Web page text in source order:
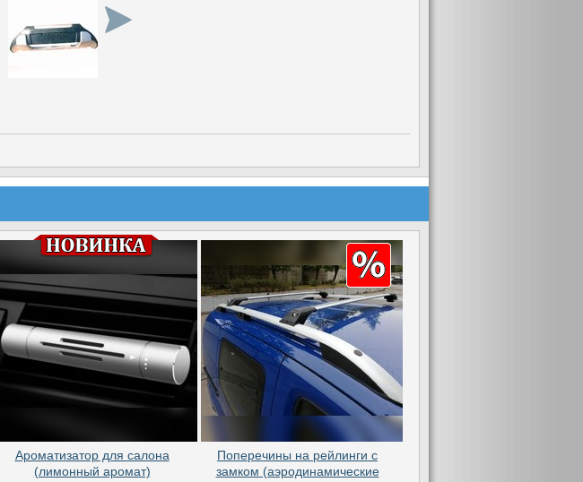
Ароматизатор для салона
(лимонный аромат)
Поперечины на рейлинги с
замком (аэродинамические